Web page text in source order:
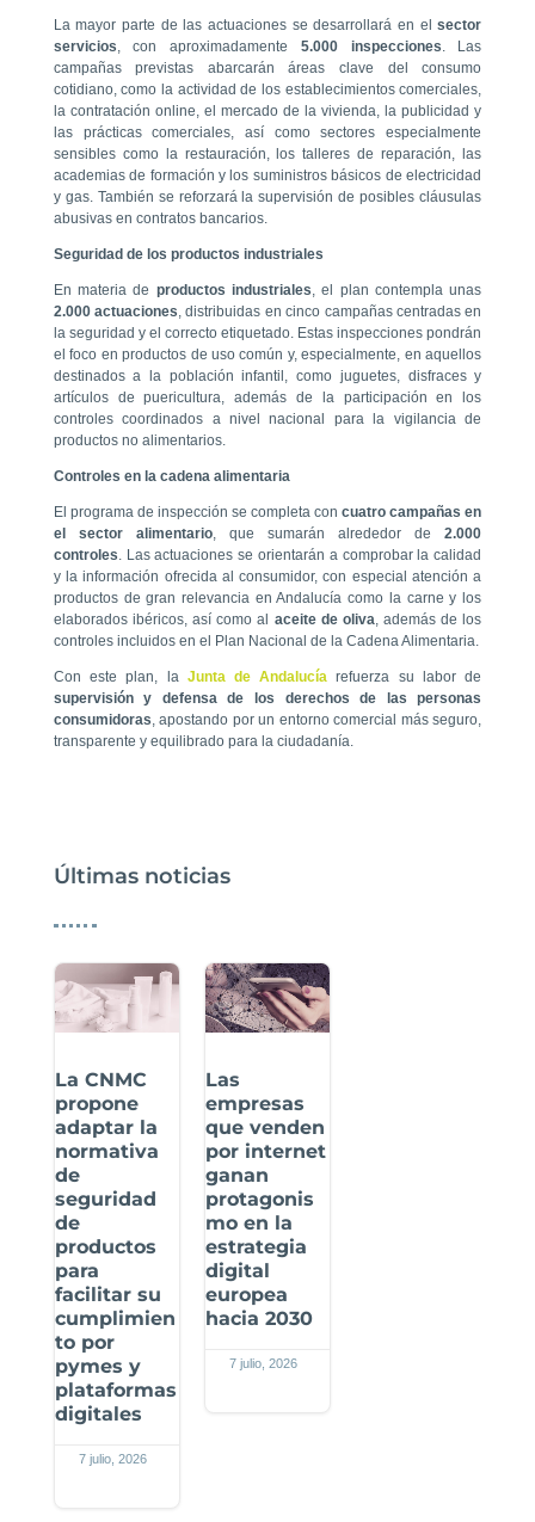
La mayor parte de las actuaciones se desarrollará en elsector
servicios , con aproximadamente 5.000 inspecciones . Las
campañas previstas abarcarán áreas clave del consumo
cotidiano, como la actividad de los establecimientos comerciales,
la contratación online, el mercado de la vivienda, la publicidad y
las prácticas comerciales, así como sectores especialmente
sensibles como la restauración, los talleres de reparación, las
academias de formación y los suministros básicos de electricidad
y gas. También se reforzará la supervisión de posibles cláusulas
abusivas en contratos bancarios.
Seguridad de los productos industriales
En materia de productos industriales , el plan contempla unas
2.000 actuaciones , distribuidas en cinco campañas centradas en
la seguridad y el correcto etiquetado. Estas inspecciones pondrán
el foco en productos de uso común y, especialmente, en aquellos
destinados a la población infantil, como juguetes, disfraces y
artículos de puericultura, además de la participación en los
controles coordinados a nivel nacional para la vigilancia de
productos no alimentarios.
Controles en la cadena alimentaria
El programa de inspección se completa concuatro campañas en
el sector alimentario, que sumarán alrededor de2.000
controles . Las actuaciones se orientarán a comprobar la calidad
y la información ofrecida al consumidor, con especial atención a
productos de gran relevancia en Andalucía como la carne y los
elaborados ibéricos, así como al aceite de oliva , además de los
controles incluidos en el Plan Nacional de la Cadena Alimentaria.
Con este plan, la Junta de Andalucía refuerza su labor de
supervisión y defensa de los derechos de las personas
consumidoras , apostando por un entorno comercial más seguro,
transparente y equilibrado para la ciudadanía.
Últimas noticias
La CNMC
propone
adaptar la
normativa
de
seguridad
de
productos
para
facilitar su
cumplimien
to por
pymes y
plataformas
digitales
7 julio, 2026
Las
empresas
que venden
por internet
ganan
protagonis
mo en la
estrategia
digital
europea
hacia 2030
7 julio, 2026